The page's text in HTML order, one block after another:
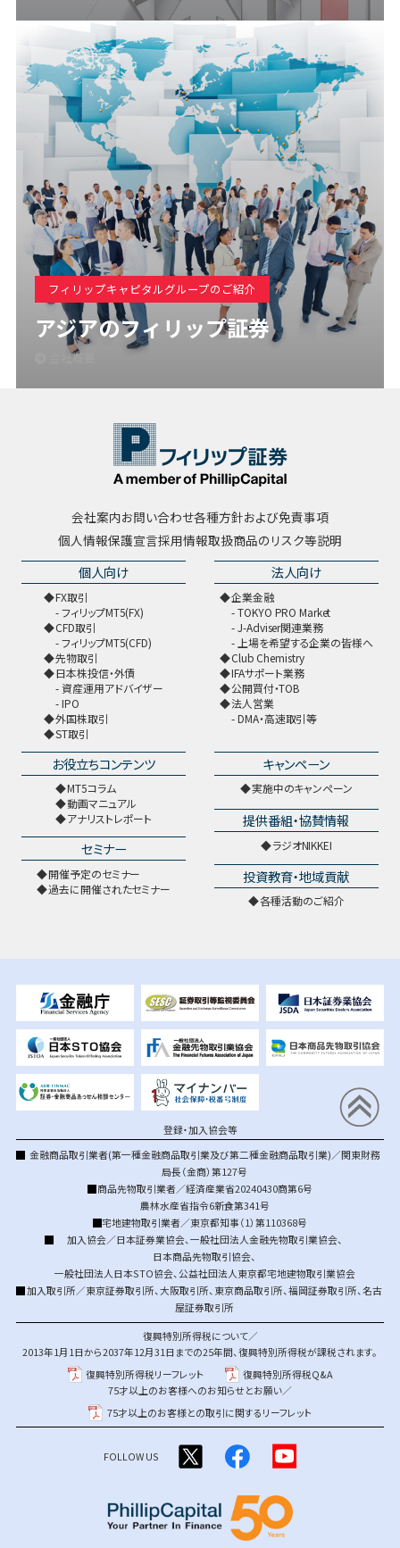
フィリップキャピタルグループのご紹介
アジアのフィリップ証券
会社概要
会社案内お問い合わせ各種方針および免責事項
個人情報保護宣言採用情報取扱商品のリスク等説明
個人向け
FX取引
フィリップMT5(FX)
CFD取引
フィリップMT5(CFD)
先物取引
日本株投信・外債
資産運用アドバイザー
IPO
外国株取引
ST取引
法人向け
企業金融
TOKYO PRO Market
J-Adviser関連業務
上場を希望する企業の皆様へ
Club Chemistry
IFAサポート業務
公開買付・TOB
法人営業
DMA・高速取引等
お役立ちコンテンツ
MT5コラム
動画マニュアル
アナリストレポート
セミナー
開催予定のセミナー
過去に開催されたセミナー
キャンペーン
実施中のキャンペーン
提供番組・協賛情報
ラジオNIKKEI
投資教育・地域貢献
各種活動のご紹介
登録・加入協会等
金融商品取引業者(第一種金融商品取引業及び第二種金融商品取引業)／関東財務
局長（金商）第127号
商品先物取引業者／経済産業省20240430商第6号
農林水産省指令6新食第341号
宅地建物取引業者／東京都知事（1）第110368号
加入協会／日本証券業協会、 一般社団法人金融先物取引業協会、
日本商品先物取引協会、
一般社団法人日本STO協会、 公益社団法人東京都宅地建物取引業協会
加入取引所／東京証券取引所、大阪取引所、 東京商品取引所、福岡証券取引所、名古
屋証券取引所
復興特別所得税について／
2013年1月1日から2037年12月31日までの25年間、復興特別所得税が課税されます。
復興特別所得税リーフレット
復興特別所得税Q&A
75才以上のお客様へのお知らせとお願い／
75才以上のお客様との取引に関するリーフレット
FOLLOW US